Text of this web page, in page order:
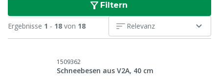
Filtern
Ergebnisse 1 - 18 von 18 Relevanz
1509362
Schneebesen aus V2A, 40 cm